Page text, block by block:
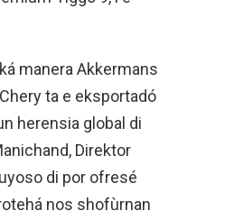
manera Akkermans
ta e eksportadó
herensia global di
Direktor
di por ofresé
nos shofùrnan